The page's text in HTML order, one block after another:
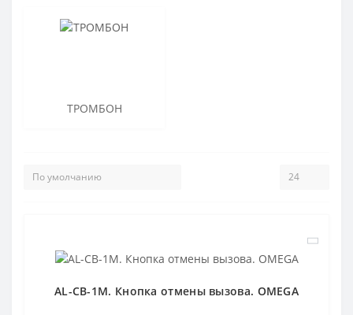
ТРОМБОН
AL-CB-1M. Кнопка отмены вызова. OMEGA